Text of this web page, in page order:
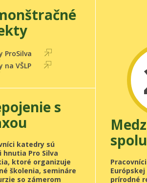
ProSilva
na VŠLP
s
katedry sú
hnutia Pro Silva
ktoré organizuje
školenia, semináre
so zámerom
prírodné